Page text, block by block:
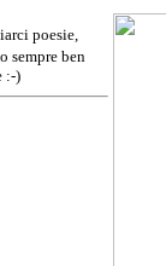
poesie,
sempre ben
:-)